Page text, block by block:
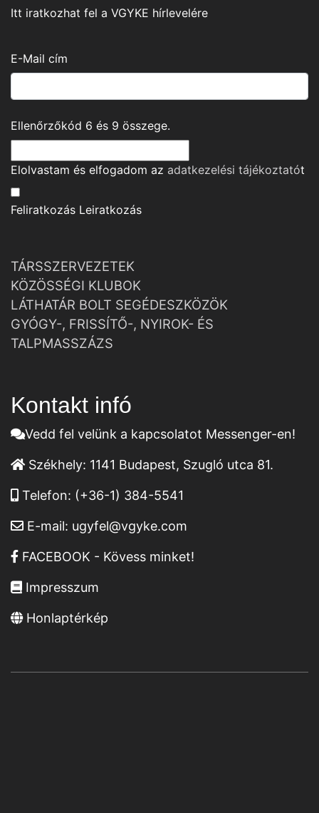
Itt iratkozhat fel a VGYKE hírlevelére
E-Mail cím
Ellenőrzőkód 6 és 9 összege.
Elolvastam és elfogadom az adatkezelési tájékoztatót
Feliratkozás Leiratkozás
TÁRSSZERVEZETEK
KÖZÖSSÉGI KLUBOK
LÁTHATÁR BOLT SEGÉDESZKÖZÖK
GYÓGY-, FRISSÍTŐ-, NYIROK- ÉS
TALPMASSZÁZS
Kontakt infó
Vedd fel velünk a kapcsolatot Messenger-en!
Székhely: 1141 Budapest, Szugló utca 81.
Telefon: (+36-1) 384-5541
E-mail: ugyfel@vgyke.com
FACEBOOK - Kövess minket!
Impresszum
Honlaptérkép